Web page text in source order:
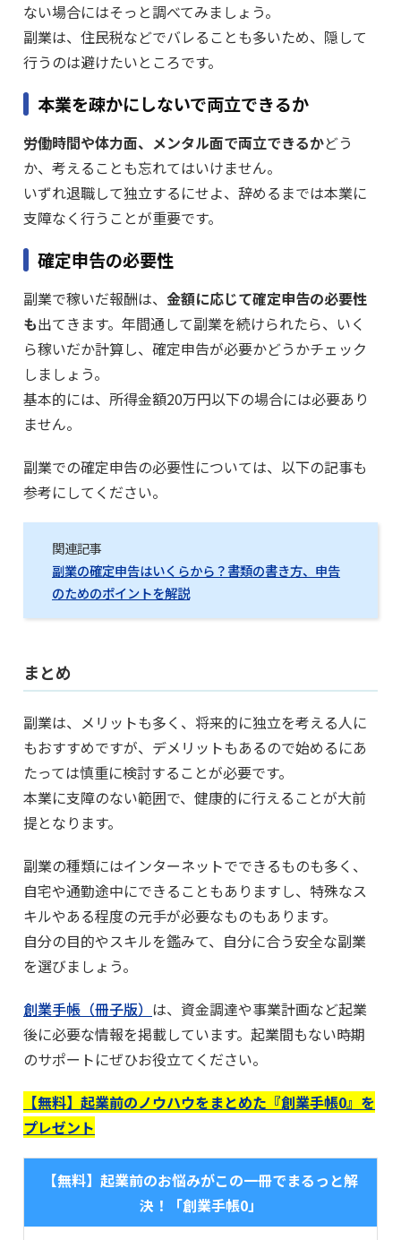
ない場合にはそっと調べてみましょう。
副業は、住民税などでバレることも多いため、隠して
行うのは避けたいところです。
本業を疎かにしないで両立できるか
労働時間や体力面、メンタル面で両立できるかどう
か、考えることも忘れてはいけません。
いずれ退職して独立するにせよ、辞めるまでは本業に
支障なく行うことが重要です。
確定申告の必要性
副業で稼いだ報酬は、 金額に応じて確定申告の必要性
も出てきます。年間通して副業を続けられたら、いく
ら稼いだか計算し、確定申告が必要かどうかチェック
しましょう。
基本的には、所得金額20万円以下の場合には必要あり
ません。
副業での確定申告の必要性については、以下の記事も
参考にしてください。
関連記事
副業の確定申告はいくらから？書類の書き方、申告
のためのポイントを解説
まとめ
副業は、メリットも多く、将来的に独立を考える人に
もおすすめですが、デメリットもあるので始めるにあ
たっては慎重に検討することが必要です。
本業に支障のない範囲で、健康的に行えることが大前
提となります。
副業の種類にはインターネットでできるものも多く、
自宅や通勤途中にできることもありますし、特殊なス
キルやある程度の元手が必要なものもあります。
自分の目的やスキルを鑑みて、自分に合う安全な副業
を選びましょう。
創業手帳（冊子版） は、資金調達や事業計画など起業
後に必要な情報を掲載しています。起業間もない時期
のサポートにぜひお役立てください。
【無料】起業前のノウハウをまとめた『創業手帳0』を
プレゼント
【無料】起業前のお悩みがこの一冊でまるっと解
決！「創業手帳0」